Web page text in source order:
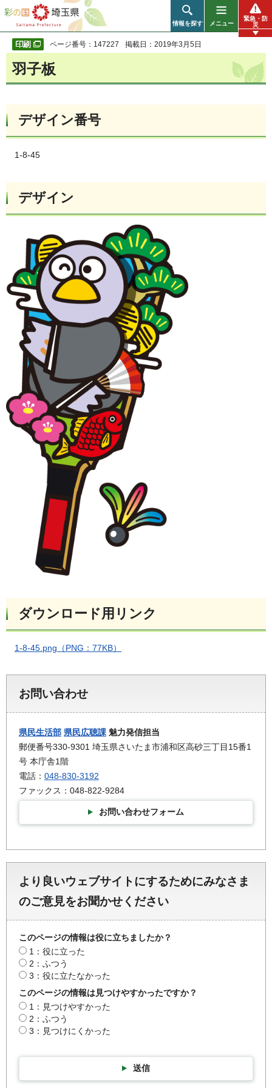
彩の国 埼玉県
情報を探す メニュー
緊急・防
災
ページ番号：147227 掲載日：2019年3月5日
羽子板
デザイン番号
1-8-45
デザイン
ダウンロード用リンク
1-8-45.png（PNG：77KB）
お問い合わせ
県民生活部 県民広聴課 魅力発信担当
郵便番号330-9301 埼玉県さいたま市浦和区高砂三丁目15番1
号 本庁舎1階
電話： 048-830-3192
ファックス：048-822-9284
お問い合わせフォーム
より良いウェブサイトにするためにみなさま
のご意見をお聞かせください
このページの情報は役に立ちましたか？
1：役に立った
2：ふつう
3：役に立たなかった
このページの情報は見つけやすかったですか？
1：見つけやすかった
2：ふつう
3：見つけにくかった
送信